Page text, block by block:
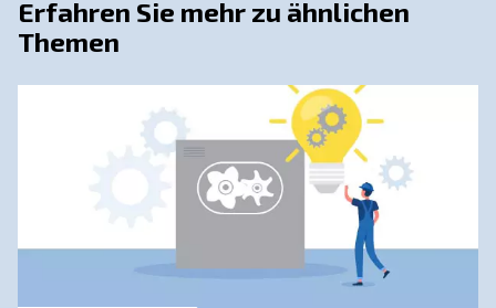
Wenden Sie sich an unsere
Experten